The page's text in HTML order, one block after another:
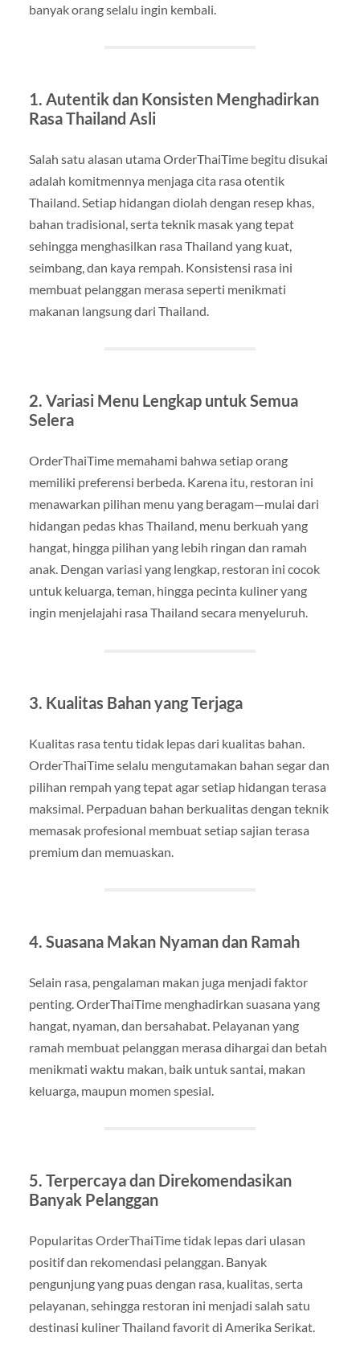
banyak orang selalu ingin kembali.
1. Autentik dan Konsisten Menghadirkan
Rasa Thailand Asli
Salah satu alasan utama OrderThaiTime begitu disukai
adalah komitmennya menjaga cita rasa otentik
Thailand. Setiap hidangan diolah dengan resep khas,
bahan tradisional, serta teknik masak yang tepat
sehingga menghasilkan rasa Thailand yang kuat,
seimbang, dan kaya rempah. Konsistensi rasa ini
membuat pelanggan merasa seperti menikmati
makanan langsung dari Thailand.
2. Variasi Menu Lengkap untuk Semua
Selera
OrderThaiTime memahami bahwa setiap orang
memiliki preferensi berbeda. Karena itu, restoran ini
menawarkan pilihan menu yang beragam—mulai dari
hidangan pedas khas Thailand, menu berkuah yang
hangat, hingga pilihan yang lebih ringan dan ramah
anak. Dengan variasi yang lengkap, restoran ini cocok
untuk keluarga, teman, hingga pecinta kuliner yang
ingin menjelajahi rasa Thailand secara menyeluruh.
3. Kualitas Bahan yang Terjaga
Kualitas rasa tentu tidak lepas dari kualitas bahan.
OrderThaiTime selalu mengutamakan bahan segar dan
pilihan rempah yang tepat agar setiap hidangan terasa
maksimal. Perpaduan bahan berkualitas dengan teknik
memasak profesional membuat setiap sajian terasa
premium dan memuaskan.
4. Suasana Makan Nyaman dan Ramah
Selain rasa, pengalaman makan juga menjadi faktor
penting. OrderThaiTime menghadirkan suasana yang
hangat, nyaman, dan bersahabat. Pelayanan yang
ramah membuat pelanggan merasa dihargai dan betah
menikmati waktu makan, baik untuk santai, makan
keluarga, maupun momen spesial.
5. Terpercaya dan Direkomendasikan
Banyak Pelanggan
Popularitas OrderThaiTime tidak lepas dari ulasan
positif dan rekomendasi pelanggan. Banyak
pengunjung yang puas dengan rasa, kualitas, serta
pelayanan, sehingga restoran ini menjadi salah satu
destinasi kuliner Thailand favorit di Amerika Serikat.